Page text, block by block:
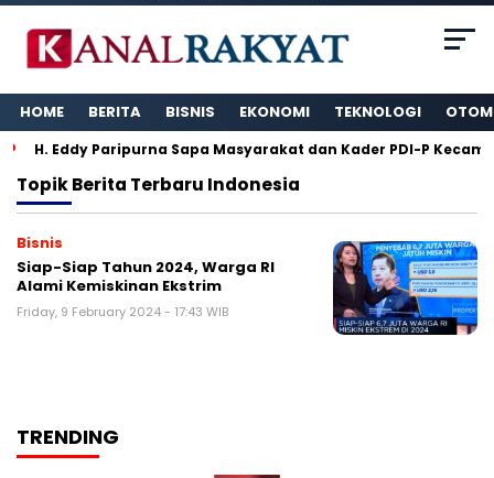
HOME BERITA BISNIS EKONOMI TEKNOLOGI
H. Eddy Paripurna Sapa Masyarakat dan Kader PDI-P
TopikBerita Terbaru Indonesia
Bisnis
Siap-Siap Tahun 2024, Warga RI
Alami Kemiskinan Ekstrim
Friday, 9 February 2024 - 17:43 WIB
TRENDING